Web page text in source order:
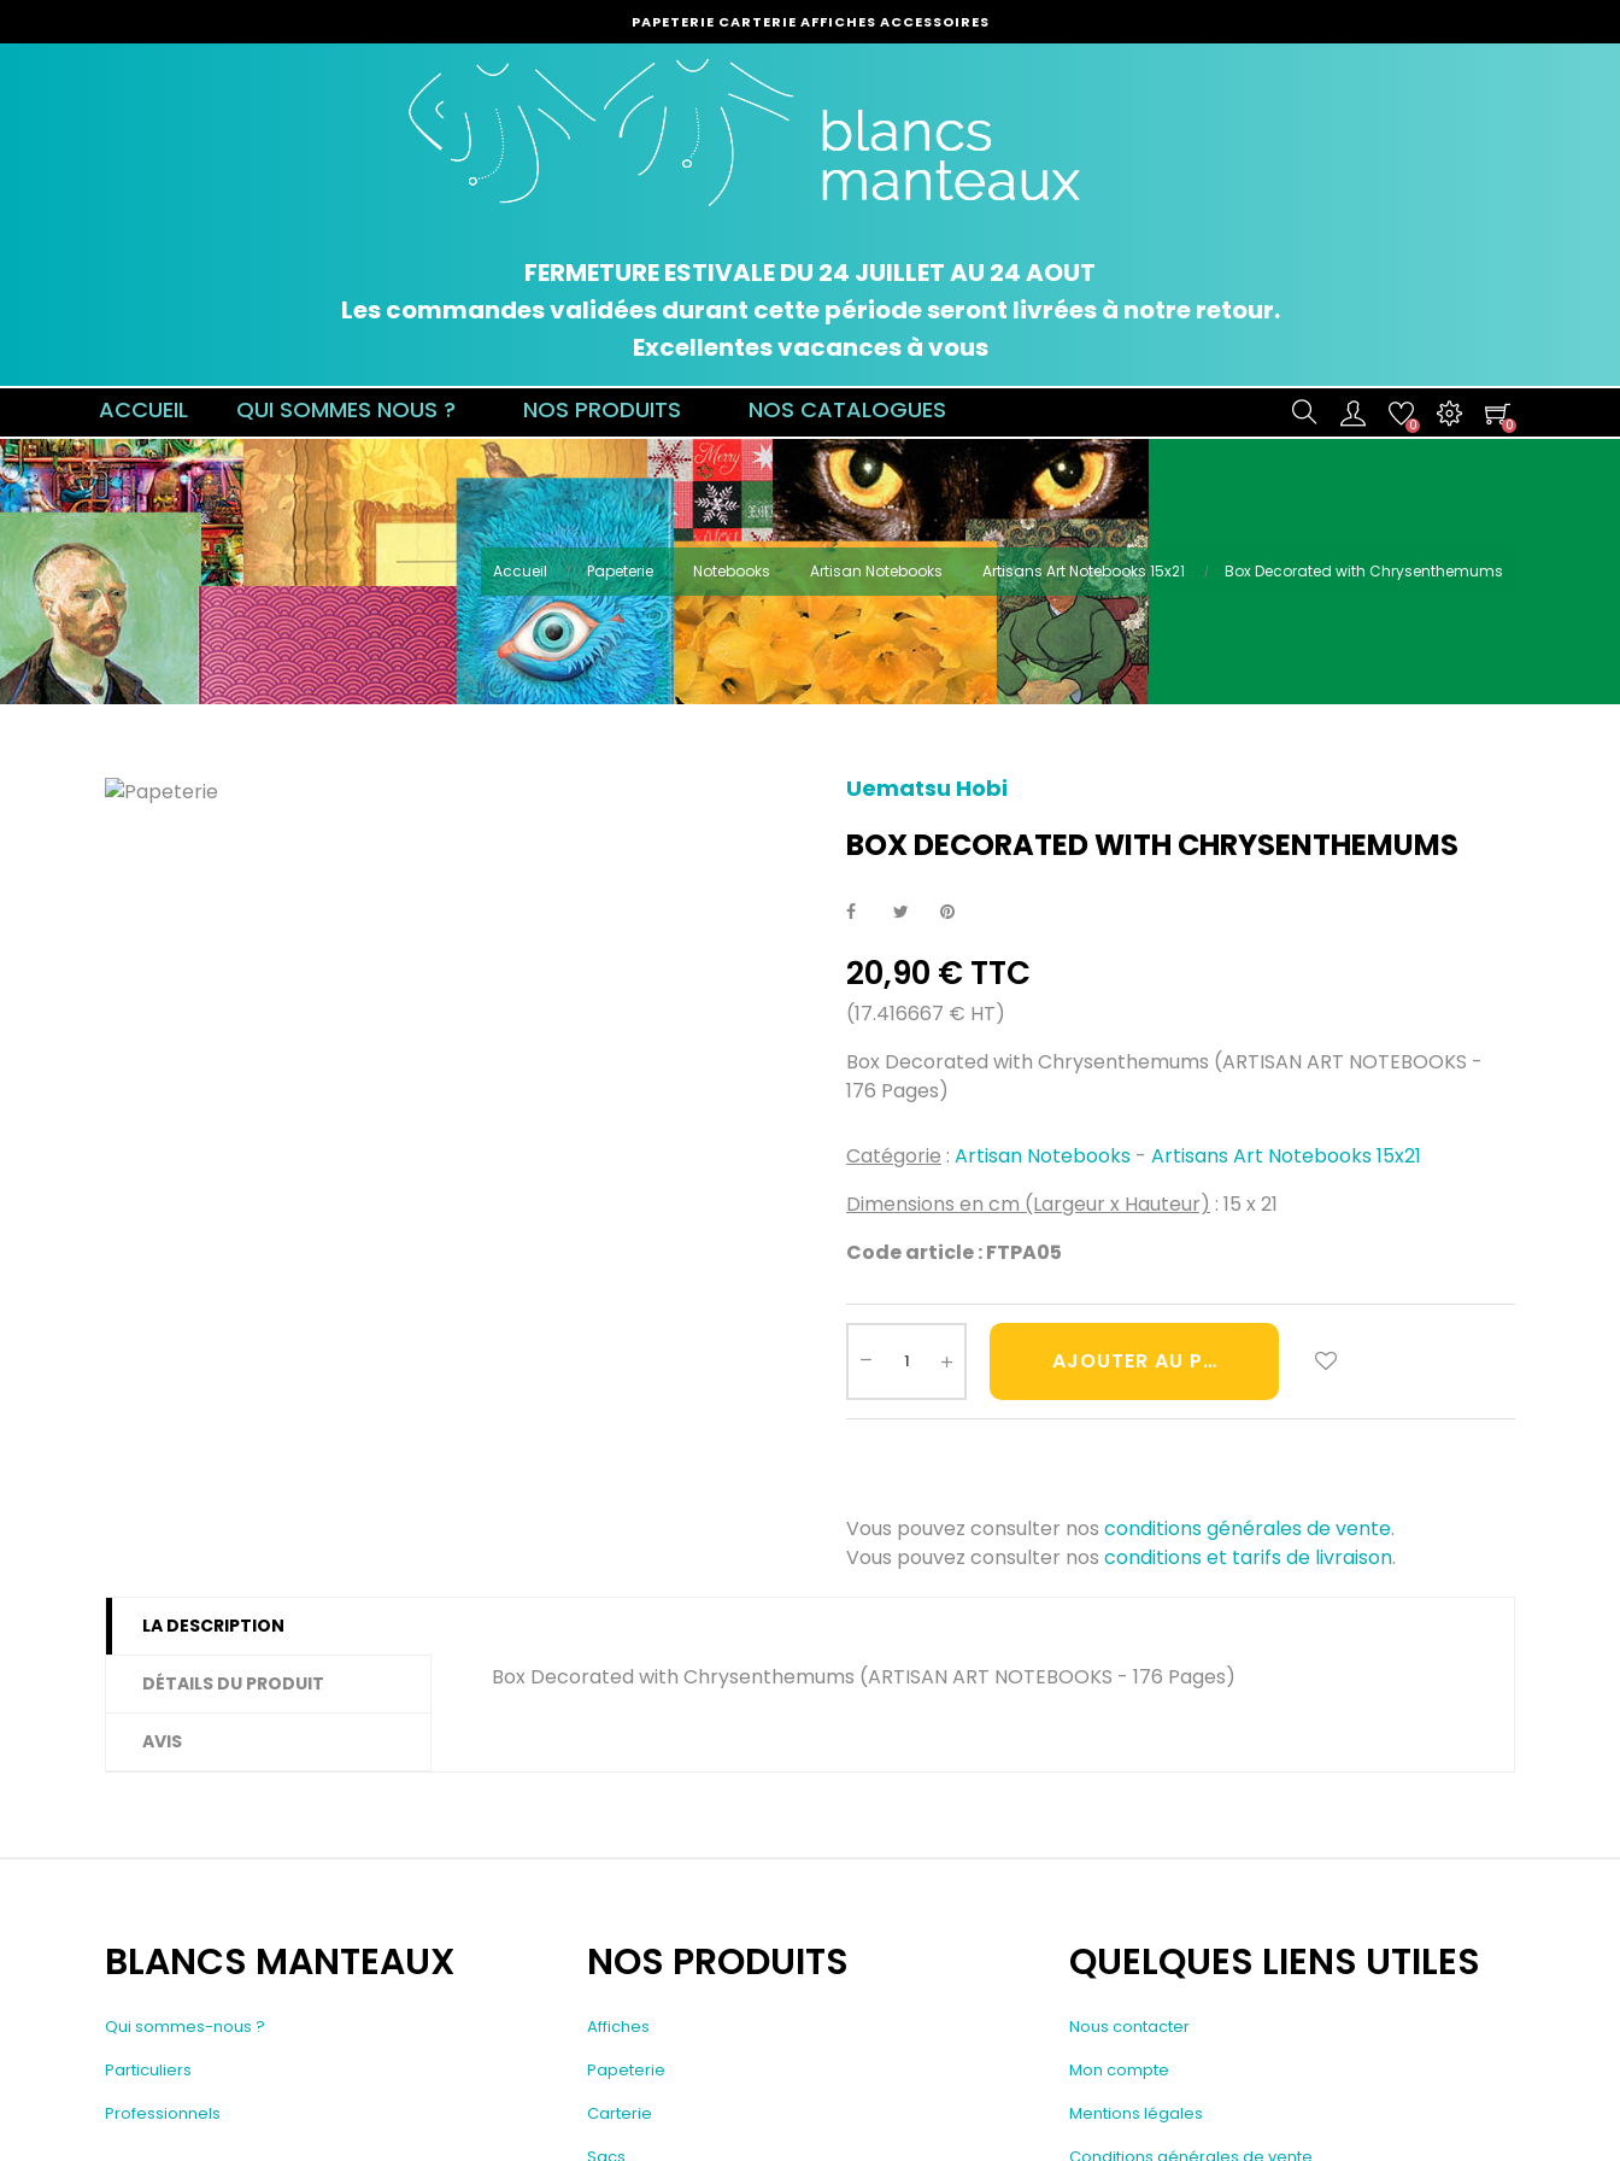
PAPETERIE CARTERIE AFFICHES ACCESSOIRES
FERMETURE ESTIVALE DU 24 JUILLET AU 24 AOUT
Les commandes validées durant cette période seront livrées à notre retour.
Excellentes vacances à vous
ACCUEIL QUI SOMMES NOUS ? NOS PRODUITS NOS CATALOGUES
0 0
Accueil Papeterie Notebooks Artisan Notebooks Artisans Art Notebooks 15x21 Box Decorated with Chrysenthemums
Uematsu Hobi
BOX DECORATED WITH CHRYSENTHEMUMS
20,90 € TTC
(17.416667 € HT)
Box Decorated with Chrysenthemums (ARTISAN ART NOTEBOOKS -
176 Pages)
Catégorie : Artisan Notebooks - Artisans Art Notebooks 15x21
Dimensions en cm (Largeur x Hauteur) : 15 x 21
Code article : FTPA05
AJOUTER AU PANIER
Vous pouvez consulter nos conditions générales de vente.
Vous pouvez consulter nos conditions et tarifs de livraison.
LA DESCRIPTION
DÉTAILS DU PRODUIT
AVIS
Box Decorated with Chrysenthemums (ARTISAN ART NOTEBOOKS - 176 Pages)
BLANCS MANTEAUX
Qui sommes-nous ?
Particuliers
Professionnels
NOS PRODUITS
Affiches
Papeterie
Carterie
QUELQUES LIENS UTILES
Nous contacter
Mon compte
Mentions légales